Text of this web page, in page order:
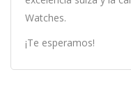
Watches.
¡Te esperamos!